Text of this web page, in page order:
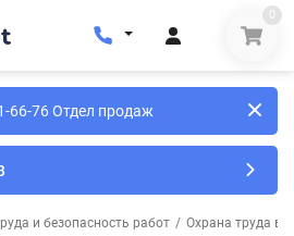
0
66-76 Отдел продаж
и безопасность работ / Охрана труда в